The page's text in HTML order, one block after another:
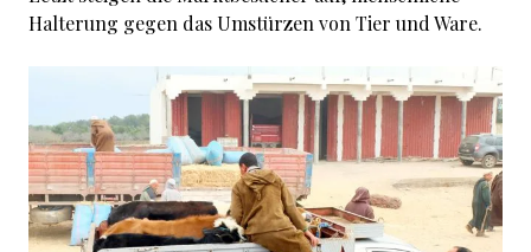
Halterung gegen das Umstürzen von Tier und Ware.